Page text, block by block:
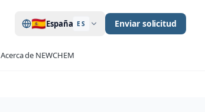
🇪🇸España ES Enviar solicitud
Acerca de NEWCHEM